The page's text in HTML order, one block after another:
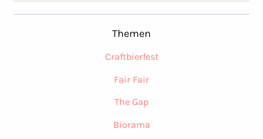
Themen
Craftbierfest
Fair Fair
The Gap
Biorama